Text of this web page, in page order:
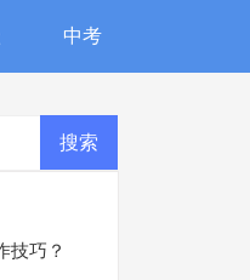
中考
技巧？